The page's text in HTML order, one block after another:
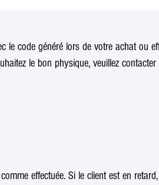
le code généré lors de votre achat ou
le bon physique, veuillez
effectuée. Si le client est en